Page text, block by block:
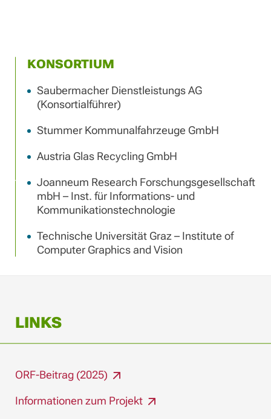
KONSORTIUM
Saubermacher Dienstleistungs AG
(Konsortialführer)
Stummer Kommunalfahrzeuge GmbH
Austria Glas Recycling GmbH
Joanneum Research Forschungsgesellschaft
mbH – Inst. für Informations- und
Kommunikationstechnologie
Technische Universität Graz – Institute of
Computer Graphics and Vision
LINKS
ORF-Beitrag (2025)
Informationen zum Projekt